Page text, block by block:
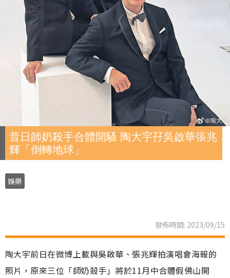
昔日師奶殺手合體開騷 陶大宇孖吳啟華張兆
輝「倒轉地球」
娛樂
發佈時間: 2023/09/15
陶大宇前日在微博上載與吳啟華、張兆輝拍演唱會海報的
照片，原來三位「師奶殺手」將於11月中合體假佛山開